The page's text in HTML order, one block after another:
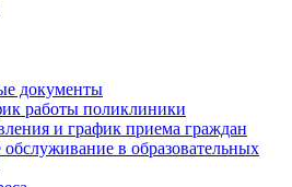
документы
работы поликлиники
и график приема граждан
в образовательных